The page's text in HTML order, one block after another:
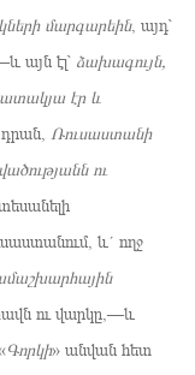
մարգարեին, այդ՝
այն էլ՝ ձախագույն,
էր և
Ռուսաստանի
ու
և´ ողջ
ու վարկը,—և
Գորկի» անվան հետ